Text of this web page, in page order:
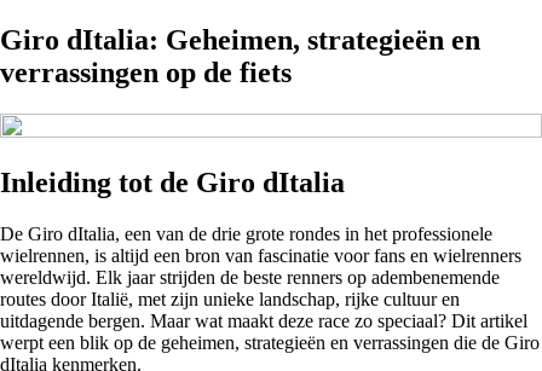
Giro dItalia: Geheimen, strategieën en
verrassingen op de fiets
Inleiding tot de Giro dItalia
De Giro dItalia, een van de drie grote rondes in het professionele
wielrennen, is altijd een bron van fascinatie voor fans en wielrenners
wereldwijd. Elk jaar strijden de beste renners op adembenemende
routes door Italië, met zijn unieke landschap, rijke cultuur en
uitdagende bergen. Maar wat maakt deze race zo speciaal? Dit artikel
werpt een blik op de geheimen, strategieën en verrassingen die de Giro
dItalia kenmerken.